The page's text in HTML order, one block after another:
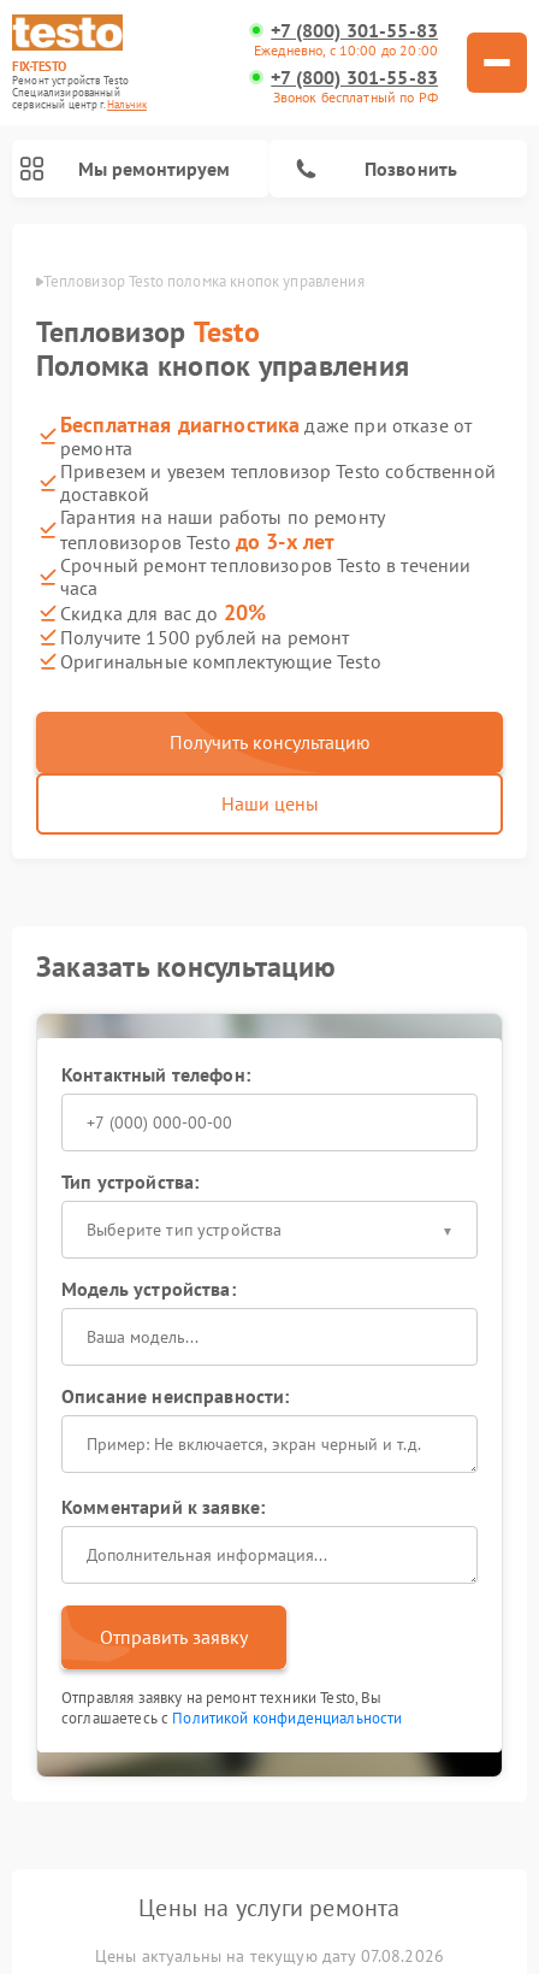
FIX-TESTO
Ремонт устройств Testo
Специализированный
cервисный центр г.Нальчик
+7 (800) 301-55-83
Ежедневно, с 10:00 до 20:00
+7 (800) 301-55-83
Звонок бесплатный по РФ
Мы ремонтируем Позвонить
Тепловизор Testo поломка кнопок управления
Тепловизор Testo
Поломка кнопок управления
Бесплатная диагностика даже при отказе от
ремонта
Привезем и увезем тепловизор Testo собственной
доставкой
Гарантия на наши работы по ремонту
тепловизоров Testo до 3-х лет
Срочный ремонт тепловизоров Testo в течении
часа
Скидка для вас до 20%
Получите 1500 рублей на ремонт
Оригинальные комплектующие Testo
Получить консультацию
Наши цены
Заказать консультацию
Контактный телефон:
Тип устройства:
Выберите тип устройства
Модель устройства:
Описание неисправности:
Комментарий к заявке:
Отправить заявку
Отправляя заявку на ремонт техники Testo, Вы
соглашаетесь с Политикой конфиденциальности
Цены на услуги ремонта
Цены актуальны на текущую дату 07.08.2026